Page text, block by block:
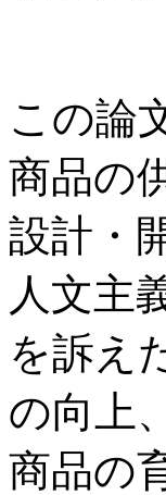
この論
商品の
設計・
人文主
を訴え
の向上
商品の